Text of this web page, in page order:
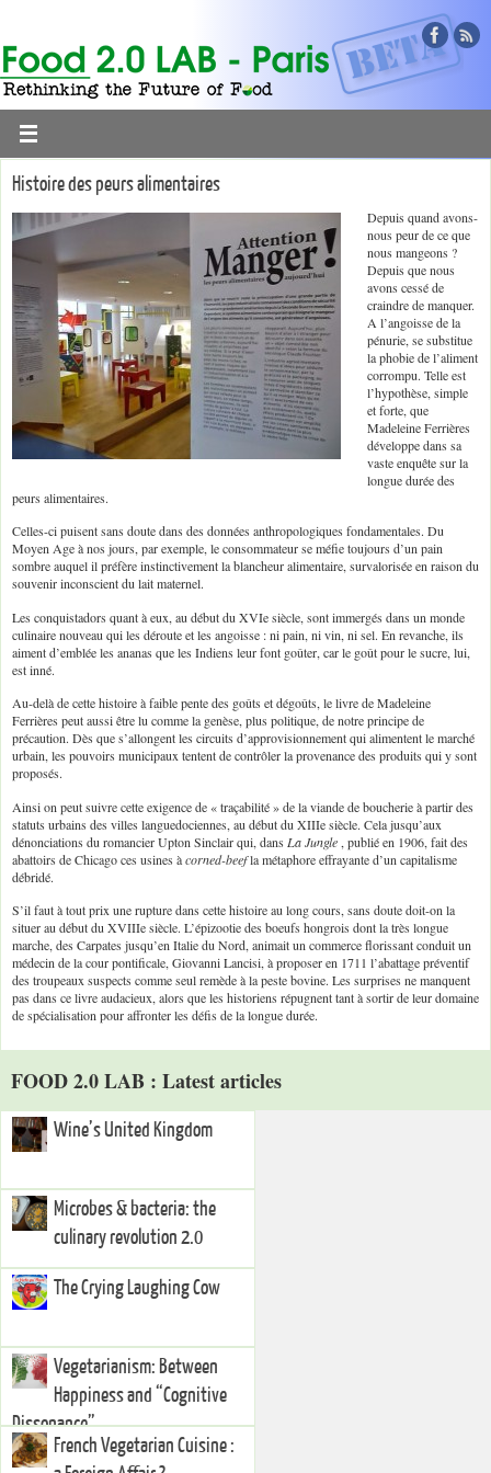
Histoire des peurs alimentaires
Depuis quand avons-
nous peur de ce que
nous mangeons ?
Depuis que nous
avons cessé de
craindre de manquer.
A l’angoisse de la
pénurie, se substitue
la phobie de l’aliment
corrompu. Telle est
l’hypothèse, simple
et forte, que
Madeleine Ferrières
développe dans sa
vaste enquête sur la
longue durée des
peurs alimentaires.
Celles-ci puisent sans doute dans des données anthropologiques fondamentales. Du
Moyen Age à nos jours, par exemple, le consommateur se méfie toujours d’un pain
sombre auquel il préfère instinctivement la blancheur alimentaire, survalorisée en raison du
souvenir inconscient du lait maternel.
Les conquistadors quant à eux, au début du XVIe siècle, sont immergés dans un monde
culinaire nouveau qui les déroute et les angoisse : ni pain, ni vin, ni sel. En revanche, ils
aiment d’emblée les ananas que les Indiens leur font goûter, car le goût pour le sucre, lui,
est inné.
Au-delà de cette histoire à faible pente des goûts et dégoûts, le livre de Madeleine
Ferrières peut aussi être lu comme la genèse, plus politique, de notre principe de
précaution. Dès que s’allongent les circuits d’approvisionnement qui alimentent le marché
urbain, les pouvoirs municipaux tentent de contrôler la provenance des produits qui y sont
proposés.
Ainsi on peut suivre cette exigence de « traçabilité » de la viande de boucherie à partir des
statuts urbains des villes languedociennes, au début du XIIIe siècle. Cela jusqu’aux
dénonciations du romancier Upton Sinclair qui, dans La Jungle , publié en 1906, fait des
abattoirs de Chicago ces usines àcorned-beefla métaphore effrayante d’un capitalisme
débridé.
S’il faut à tout prix une rupture dans cette histoire au long cours, sans doute doit-on la
situer au début du XVIIIe siècle. L’épizootie des boeufs hongrois dont la très longue
marche, des Carpates jusqu’en Italie du Nord, animait un commerce florissant conduit un
médecin de la cour pontificale, Giovanni Lancisi, à proposer en 1711 l’abattage préventif
des troupeaux suspects comme seul remède à la peste bovine. Les surprises ne manquent
pas dans ce livre audacieux, alors que les historiens répugnent tant à sortir de leur domaine
de spécialisation pour affronter les défis de la longue durée.
FOOD 2.0 LAB : Latest articles
Wine’s United Kingdom
Microbes & bacteria: the
culinary revolution 2.0
The Crying Laughing Cow
Vegetarianism: Between
Happiness and “Cognitive
Dissonance”
French Vegetarian Cuisine :